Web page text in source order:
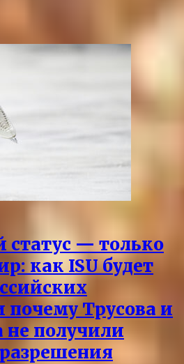
статус — только
как ISU будет
почему Трусова и
не получили